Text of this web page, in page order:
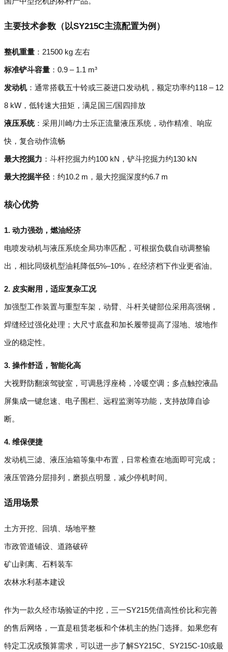
主要技术参数（以SY215C主流配置为例）
整机重量 ：21500 kg 左右
标准铲斗容量 ：0.9 – 1.1 m³
发动机：通常搭载五十铃或三菱进口发动机，额定功率约118 – 12
8 kW，低转速大扭矩，满足国三/国四排放
液压系统：采用川崎/力士乐正流量液压系统，动作精准、响应
快，复合动作流畅
最大挖掘力 ：斗杆挖掘力约100 kN，铲斗挖掘力约130 kN
最大挖掘半径 ：约10.2 m，最大挖掘深度约6.7 m
核心优势
1. 动力强劲，燃油经济
电喷发动机与液压系统全局功率匹配，可根据负载自动调整输
出，相比同级机型油耗降低5%–10%，在经济档下作业更省油。
2. 皮实耐用，适应复杂工况
加强型工作装置与重型车架，动臂、斗杆关键部位采用高强钢，
焊缝经过强化处理；大尺寸底盘和加长履带提高了湿地、坡地作
业的稳定性。
3. 操作舒适，智能化高
大视野防翻滚驾驶室，可调悬浮座椅，冷暖空调；多点触控液晶
屏集成一键怠速、电子围栏、远程监测等功能，支持故障自诊
断。
4. 维保便捷
发动机三滤、液压油箱等集中布置，日常检查在地面即可完成；
液压管路分层排列，磨损点明显，减少停机时间。
适用场景
土方开挖、回填、场地平整
市政管道铺设、道路破碎
矿山剥离、石料装车
农林水利基本建设
作为一款久经市场验证的中挖，三一SY215凭借高性价比和完善
的售后网络，一直是租赁老板和个体机主的热门选择。如果您有
特定工况或预算需求，可以进一步了解SY215C、SY215C-10或最